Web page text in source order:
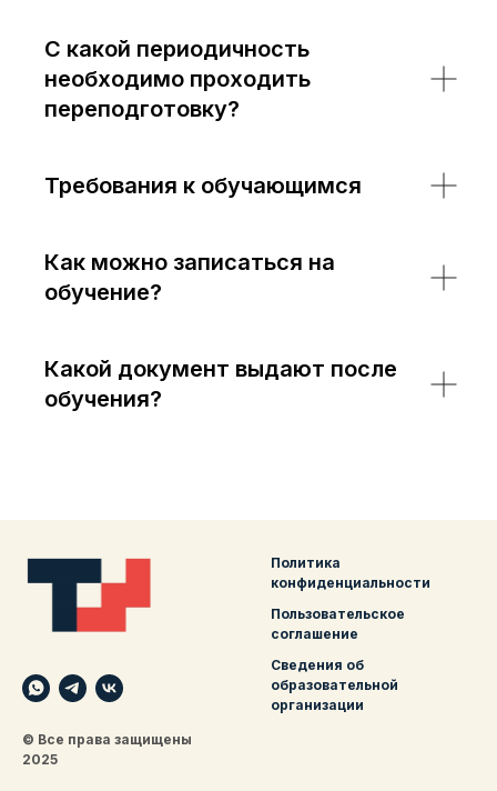
С какой периодичность
необходимо проходить
переподготовку?
Требования к обучающимся
Как можно записаться на
обучение?
Какой документ выдают после
обучения?
© Все права защищены
2025
Политика
конфиденциальности
Пользовательское
соглашение
Сведения об
образовательной
организации